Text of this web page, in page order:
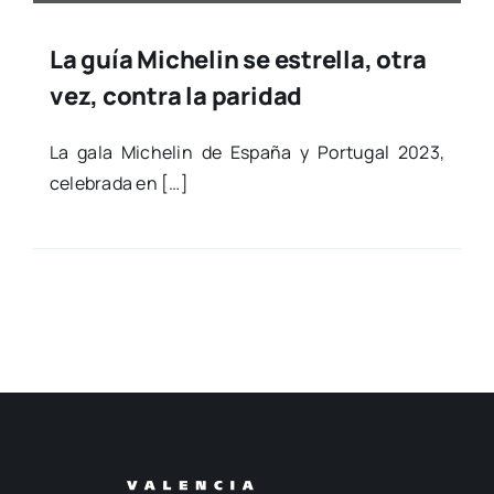
La guía Michelin se estrella, otra
vez, contra la paridad
La gala Miche­lin de Espa­ña y Por­tu­gal 2023,
cele­bra­da en […]